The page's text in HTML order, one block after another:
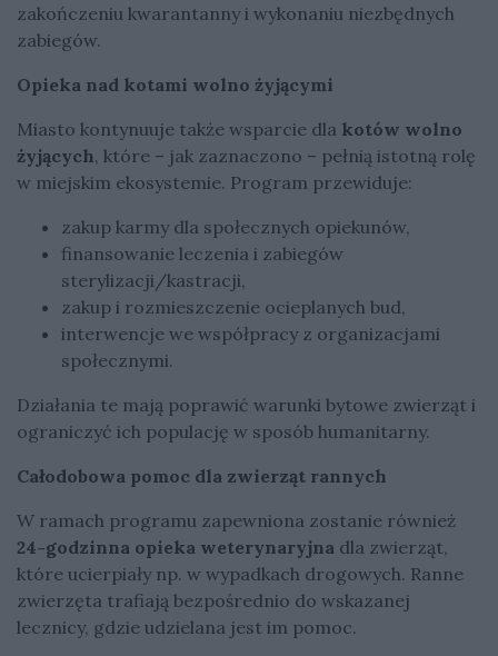
zakończeniu kwarantanny i wykonaniu niezbędnych
zabiegów.
Opieka nad kotami wolno żyjącymi
Miasto kontynuuje także wsparcie dla kotów wolno
żyjących, które – jak zaznaczono – pełnią istotną rolę
w miejskim ekosystemie. Program przewiduje:
zakup karmy dla społecznych opiekunów,
finansowanie leczenia i zabiegów
sterylizacji/kastracji,
zakup i rozmieszczenie ocieplanych bud,
interwencje we współpracy z organizacjami
społecznymi.
Działania te mają poprawić warunki bytowe zwierząt i
ograniczyć ich populację w sposób humanitarny.
Całodobowa pomoc dla zwierząt rannych
W ramach programu zapewniona zostanie również
24-godzinna opieka weterynaryjna dla zwierząt,
które ucierpiały np. w wypadkach drogowych. Ranne
zwierzęta trafiają bezpośrednio do wskazanej
lecznicy, gdzie udzielana jest im pomoc.